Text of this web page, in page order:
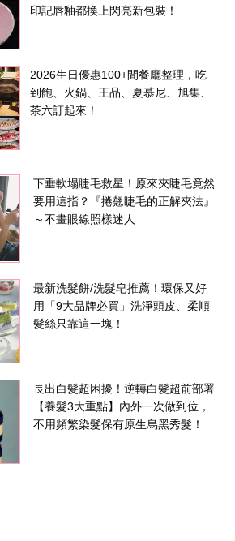
印記唇釉都換上閃亮新包裝！
2026生日優惠100+間餐廳整理，吃
到飽、火鍋、王品、夏慕尼、旭集、
茶六訂起來！
下垂軟塌睫毛救星！原來夾睫毛竟然
要用這指？『捲翹睫毛的正解夾法』
～不畫眼線照樣迷人
最新洗髮餅/洗髮皂推薦！環保又好
用「9大品牌必買」洗淨頭皮、柔順
髮絲只靠這一塊！
長出白髮超困擾！逆轉白髮超前部署
【養髮3大重點】內外一次做到位，
不用頻繁染髮保有原生烏黑秀髮！